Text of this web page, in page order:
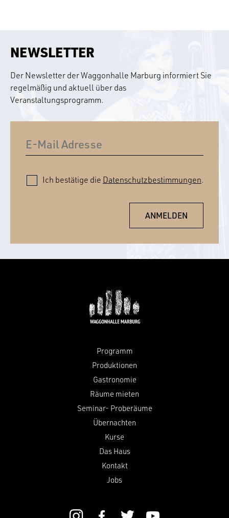
NEWSLETTER
Der Newsletter der Waggonhalle Marburg informiert Sie
regelmäßig und aktuell über das
Veranstaltungsprogramm.
Ich bestätige die Datenschutzbestimmungen.
Programm
Produktionen
Gastronomie
Räume mieten
Seminar- Proberäume
Übernachten
Kurse
Das Haus
Kontakt
Jobs